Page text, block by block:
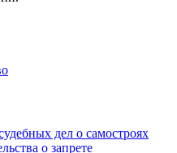
дел о самостроях
о запрете